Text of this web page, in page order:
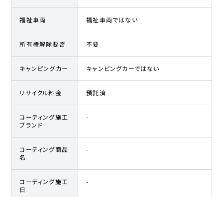
福祉車両 福祉車両ではない
所有権解除要否 不要
キャンピングカー キャンピングカーではない
リサイクル料金 預託済
コーティング施工
ブランド
-
コーティング商品
名
-
コーティング施工
日
-